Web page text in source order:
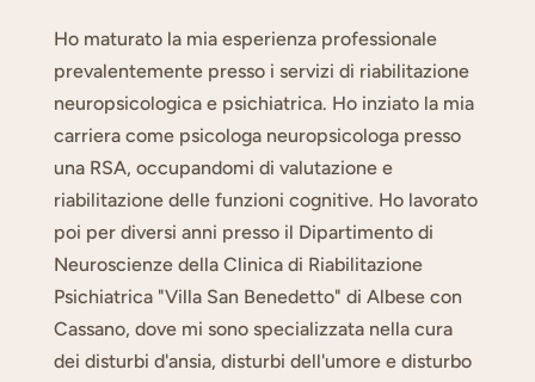
Ho maturato la mia esperienza professionale
prevalentemente presso i servizi di riabilitazione
neuropsicologica e psichiatrica. Ho inziato la mia
carriera come psicologa neuropsicologa presso
una RSA, occupandomi di valutazione e
riabilitazione delle funzioni cognitive. Ho lavorato
poi per diversi anni presso il Dipartimento di
Neuroscienze della Clinica di Riabilitazione
Psichiatrica "Villa San Benedetto" di Albese con
Cassano, dove mi sono specializzata nella cura
dei disturbi d'ansia, disturbi dell'umore e disturbo